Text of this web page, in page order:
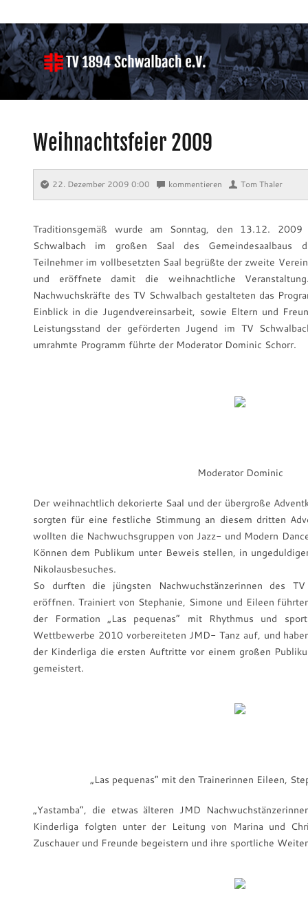
Weihnachtsfeier 2009
22. Dezember 2009 0:00 ⋅ kommentieren ⋅ Tom Thaler
Traditionsgemäß wurde am Sonntag, den 13.12.
Schwalbach im großen Saal des Gemeindesaalbaus
Teilnehmer im vollbesetzten Saal begrüßte der zweite
und eröffnete damit die weihnachtliche
Nachwuchskräfte des TV Schwalbach gestalteten das
Einblick in die Jugendvereinsarbeit, sowie Eltern und
Leistungsstand der geförderten Jugend im TV
umrahmte Programm führte der Moderator Dominic Schorr.
Moderator Dominic
Der weihnachtlich dekorierte Saal und der übergroße
sorgten für eine festliche Stimmung an diesem dritten
wollten die Nachwuchsgruppen von Jazz- und Modern
Können dem Publikum unter Beweis stellen, in
Nikolausbesuches.
So durften die jüngsten Nachwuchstänzerinnen des
eröffnen. Trainiert von Stephanie, Simone und Eileen
der Formation „Las pequenas“ mit Rhythmus und
Wettbewerbe 2010 vorbereiteten JMD- Tanz auf, und
der Kinderliga die ersten Auftritte vor einem großen
gemeistert.
„Las pequenas“ mit den Trainerinnen Eileen,
„Yastamba“, die etwas älteren JMD
Kinderliga folgten unter der Leitung von Marina und
Zuschauer und Freunde begeistern und ihre sportliche